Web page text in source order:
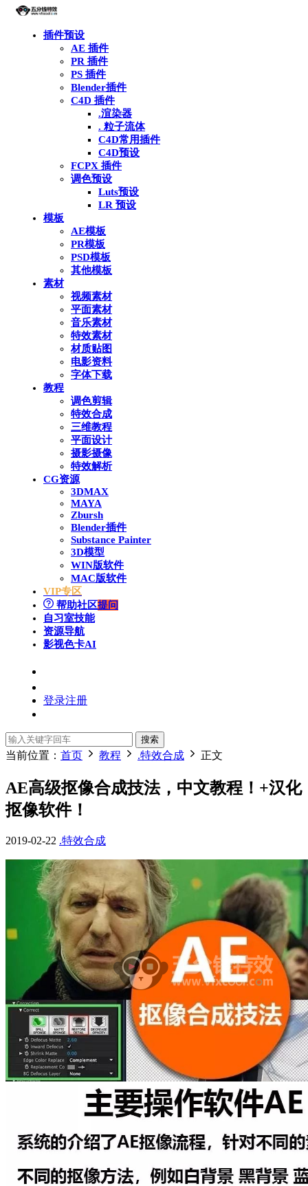
插件预设
AE 插件
PR 插件
PS 插件
Blender插件
C4D 插件
.渲染器
. 粒子流体
C4D常用插件
C4D预设
FCPX 插件
调色预设
Luts预设
LR 预设
模板
AE模板
PR模板
PSD模板
其他模板
素材
视频素材
平面素材
音乐素材
特效素材
材质贴图
电影资料
字体下载
教程
调色剪辑
特效合成
三维教程
平面设计
摄影摄像
特效解析
CG资源
3DMAX
MAYA
Zbursh
Blender插件
Substance Painter
3D模型
WIN版软件
MAC版软件
VIP专区
帮助社区提问
自习室技能
资源导航
影视色卡AI
登录注册
搜索
当前位置： 首页 教程 .特效合成 正文
AE高级抠像合成技法，中文教程！+汉化
抠像软件！
2019-02-22 .特效合成